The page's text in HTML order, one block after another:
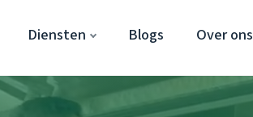
Diensten Blogs Over ons